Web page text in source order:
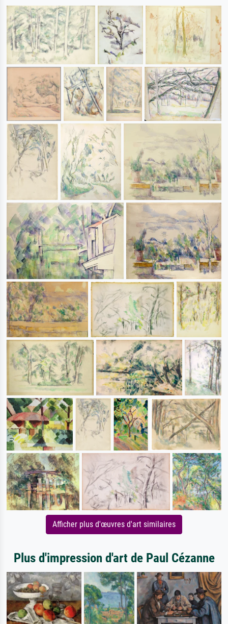
Afficher plus d'œuvres d'art similaires
Plus d'impression d'art de Paul Cézanne